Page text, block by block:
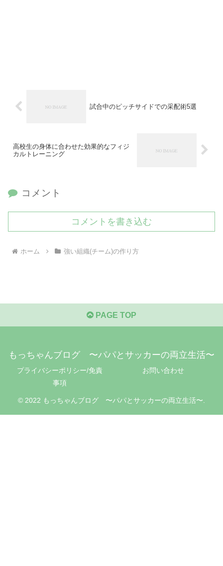
試合中のピッチサイドでの采配術5選
高校生の身体に合わせた効果的なフィジ
カルトレーニング
コメント
コメントを書き込む
ホーム 強い組織(チーム)の作り方
PAGE TOP
もっちゃんブログ 〜パパとサッカーの両立生活〜
プライバシーポリシー/免責
事項
お問い合わせ
© 2022 もっちゃんブログ 〜パパとサッカーの両立生活〜.